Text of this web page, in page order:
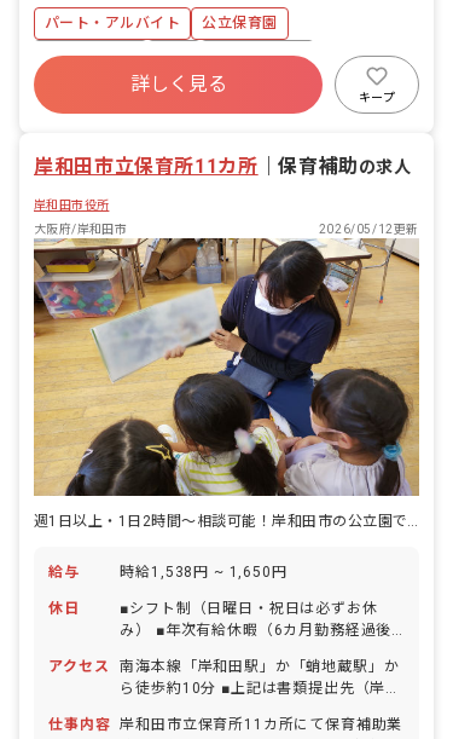
ます。 ■具体的な仕事内容 ・保育業務
パート・アルバイト
公立保育園
社会保険完備
有給
福利厚生充実
産休育休制度
未経験歓迎
詳しく見る
キープ
岸和田市立保育所11カ所 ｜保育補助の求人
岸和田市役所
大阪府/岸和田市
2026/05/12更新
給与 時給1,538円 ~ 1,650円
休日
■シフト制（日曜日・祝日は必ずお休
み） ■年次有給休暇（6カ月勤務経過後
適応条件ありの休暇 ■夏季休暇（6月～
10月） ■結婚休暇 ■不妊治療のための休
暇 ■産前産後・育児休暇 ■介護・看護休
アクセス
南海本線「岸和田駅」か「蛸地蔵駅」か
ら徒歩約10分 ■上記は書類提出先（岸和
は配属先により異なります。 ■各施設へ
仕事内容 岸和田市立保育所11カ所にて保育補助業